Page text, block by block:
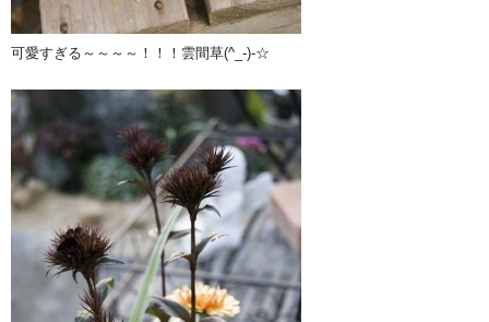
可愛すぎる～～～～！！！雲間草(^_-)-☆